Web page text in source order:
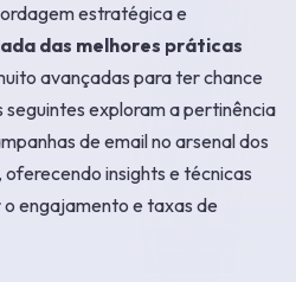
estratégica e
das melhores práticas
avançadas para ter chance
seguintes exploram a pertinência
de email no arsenal dos
insights e técnicas
engajamento e taxas de